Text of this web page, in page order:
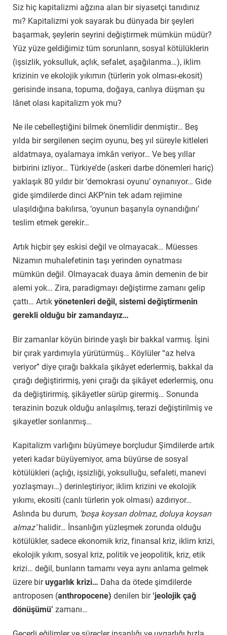
Siz hiç kapitalizmi ağzına alan bir siyasetçi tanıdınız
mı? Kapitalizmi yok sayarak bu dünyada bir şeyleri
başarmak, şeylerin seyrini değiştirmek mümkün müdür?
Yüz yüze geldiğimiz tüm sorunların, sosyal kötülüklerin
(işsizlik, yoksulluk, açlık, sefalet, aşağılanma…), iklim
krizinin ve ekolojik yıkımın (türlerin yok olması-ekosit)
gerisinde insana, topuma, doğaya, canlıya düşman şu
lânet olası kapitalizm yok mu?
Ne ile cebelleştiğini bilmek önemlidir denmiştir… Beş
yılda bir sergilenen seçim oyunu, beş yıl süreyle kitleleri
aldatmaya, oyalamaya imkân veriyor… Ve beş yıllar
birbirini izliyor… Türkiye’de (askeri darbe dönemleri hariç)
yaklaşık 80 yıldır bir ‘demokrasi oyunu’ oynanıyor… Gide
gide şimdilerde dinci AKP’nin tek adam rejimine
ulaşıldığına bakılırsa, ‘oyunun başarıyla oynandığını’
teslim etmek gerekir…
Artık hiçbir şey eskisi değil ve olmayacak… Müesses
Nizamın muhalefetinin taşı yerinden oynatması
mümkün değil. Olmayacak duaya âmin demenin de bir
alemi yok… Zira, paradigmayı değiştirme zamanı gelip
çattı… Artık yönetenleri değil, sistemi değiştirmenin
gerekli olduğu bir zamandayız…
Bir zamanlar köyün birinde yaşlı bir bakkal varmış. İşini
bir çırak yardımıyla yürütürmüş… Köylüler “az helva
veriyor” diye çırağı bakkala şikâyet ederlermiş, bakkal da
çırağı değiştirirmiş, yeni çırağı da şikâyet ederlermiş, onu
da değiştirirmiş, şikâyetler sürüp girermiş… Sonunda
terazinin bozuk olduğu anlaşılmış, terazi değiştirilmiş ve
şikayetler sonlanmış…
Kapitalizm varlığını büyümeye borçludur Şimdilerde artık
yeteri kadar büyüyemiyor, ama büyürse de sosyal
kötülükleri (açlığı, işsizliği, yoksulluğu, sefaleti, manevi
yozlaşmayı…) derinleştiriyor; iklim krizini ve ekolojik
yıkımı, ekositi (canlı türlerin yok olması) azdırıyor…
Aslında bu durum, ‘boşa koysan dolmaz, doluya koysan
almaz’halidir… İnsanlığın yüzleşmek zorunda olduğu
kötülükler, sadece ekonomik kriz, finansal kriz, iklim krizi,
ekolojik yıkım, sosyal kriz, politik ve jeopolitik, kriz, etik
krizi… değil, bunların tamamı veya aynı anlama gelmek
üzere biruygarlık krizi… Daha da ötede şimdilerde
antroposen (anthropocene) denilen bir‘jeolojik çağ
dönüşümü’ zamanı…